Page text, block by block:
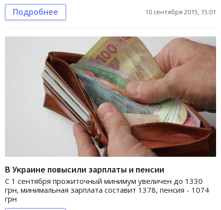
Подробнее 10 сентября 2015, 15:01
В Украине повысили зарплаты и пенсии
С 1 сентября прожиточный минимум увеличен до 1330
грн, минимальная зарплата составит 1378, пенсия - 1074
грн